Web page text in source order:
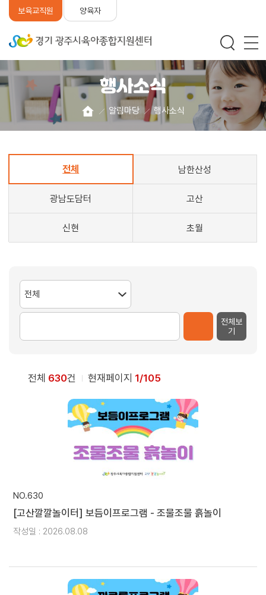
보육교직원 양육자
행사소식
알림마당 행사소식
전체 남한산성
광남도담터 고산
신현 초월
전체보
기
전체 630건 현재페이지 1/105
NO.630
[고산깔깔놀이터] 보듬이프로그램 - 조물조물 흙놀이
작성일 : 2026.08.08